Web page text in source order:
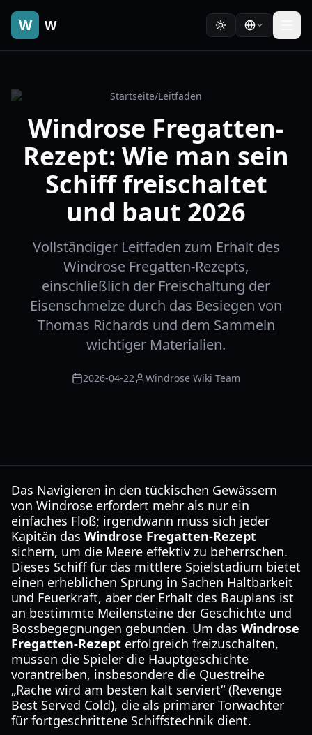
W W
Startseite/Leitfaden
Windrose Fregatten-
Rezept: Wie man sein
Schiff freischaltet
und baut 2026
Vollständiger Leitfaden zum Erhalt des
Windrose Fregatten-Rezepts,
einschließlich der Freischaltung der
Eisenschmelze durch das Besiegen von
Thomas Richards und dem Sammeln
wichtiger Materialien.
2026-04-22 Windrose Wiki Team
Das Navigieren in den tückischen Gewässern
von Windrose erfordert mehr als nur ein
einfaches Floß; irgendwann muss sich jeder
Kapitän das Windrose Fregatten-Rezept
sichern, um die Meere effektiv zu beherrschen.
Dieses Schiff für das mittlere Spielstadium bietet
einen erheblichen Sprung in Sachen Haltbarkeit
und Feuerkraft, aber der Erhalt des Bauplans ist
an bestimmte Meilensteine der Geschichte und
Bossbegegnungen gebunden. Um das Windrose
Fregatten-Rezept erfolgreich freizuschalten,
müssen die Spieler die Hauptgeschichte
vorantreiben, insbesondere die Questreihe
„Rache wird am besten kalt serviert“ (Revenge
Best Served Cold), die als primärer Torwächter
für fortgeschrittene Schiffstechnik dient.